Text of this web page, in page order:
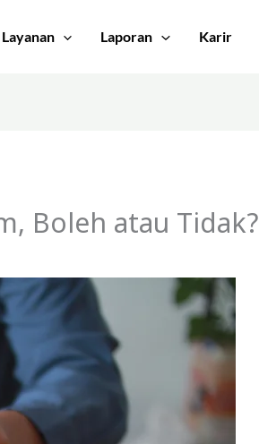
Layanan Laporan Karir
Boleh atau Tidak?